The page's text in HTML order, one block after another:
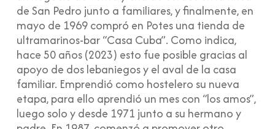
de San Pedro junto a familiares, y finalmente, en
mayo de 1969 compró en Potes una tienda de
ultramarinos-bar “Casa Cuba”. Como indica,
hace 50 años (2023) esto fue posible gracias al
apoyo de dos lebaniegos y el aval de la casa
familiar. Emprendió como hostelero su nueva
etapa, para ello aprendió un mes con “los amos”,
luego solo y desde 1971 junto a su hermano y